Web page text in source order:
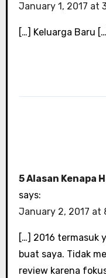
January 1, 2017 at
[…] Keluarga Baru […]
5 Alasan Kenapa
says:
January 2, 2017 at
[…] 2016 termasuk
buat saya. Tidak
review karena